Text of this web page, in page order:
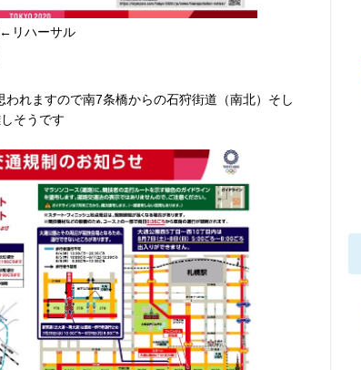
←リハーサル
れますので南7条橋からの石狩街道（南北）そし
そうです